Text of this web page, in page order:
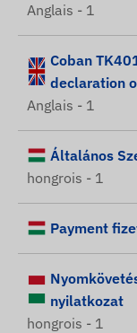
Anglais - 1
Coban
declaration
Anglais - 1
Általános
hongrois - 1
Payment
nyilatkozat
hongrois - 1